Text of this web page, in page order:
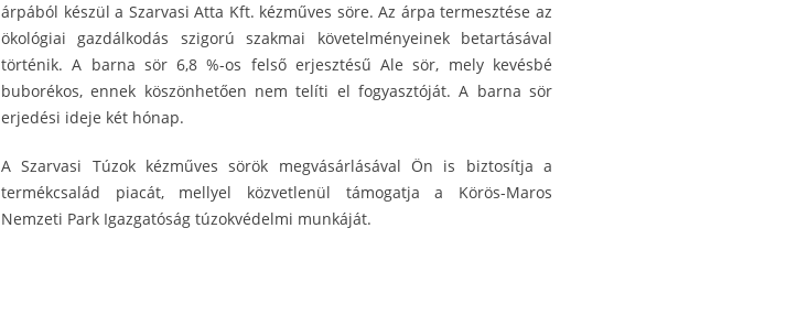
árpából készül a Szarvasi Atta Kft. kézműves söre. Az árpa termesztése az
ökológiai gazdálkodás szigorú szakmai követelményeinek betartásával
történik. A barna sör 6,8 %-os felső erjesztésű Ale sör, mely kevésbé
buborékos, ennek köszönhetően nem telíti el fogyasztóját. A barna sör
erjedési ideje két hónap.
A Szarvasi Túzok kézműves sörök megvásárlásával Ön is biztosítja a
termékcsalád piacát, mellyel közvetlenül támogatja a Körös-Maros
Nemzeti Park Igazgatóság túzokvédelmi munkáját.